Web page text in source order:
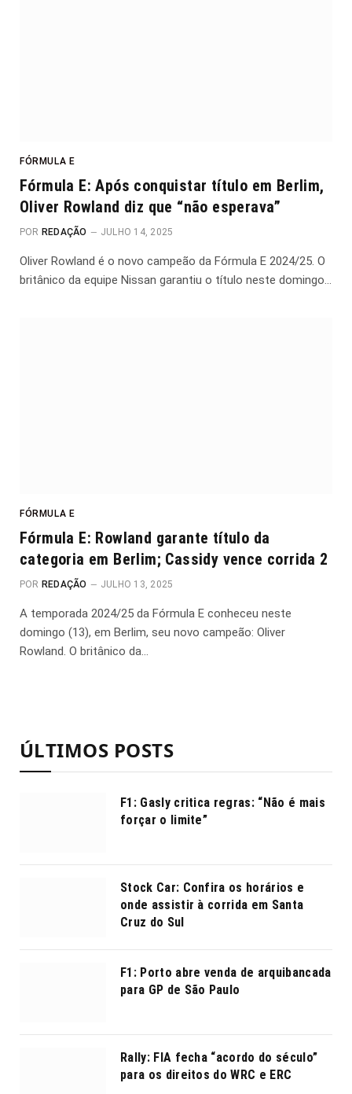
FÓRMULA E
Fórmula E: Após conquistar título em Berlim,
Oliver Rowland diz que “não esperava”
POR REDAÇÃO JULHO 14, 2025
Oliver Rowland é o novo campeão da Fórmula E 2024/25. O
britânico da equipe Nissan garantiu o título neste domingo…
FÓRMULA E
Fórmula E: Rowland garante título da
categoria em Berlim; Cassidy vence corrida 2
POR REDAÇÃO JULHO 13, 2025
A temporada 2024/25 da Fórmula E conheceu neste
domingo (13), em Berlim, seu novo campeão: Oliver
Rowland. O britânico da…
ÚLTIMOS POSTS
F1: Gasly critica regras: “Não é mais
forçar o limite”
Stock Car: Confira os horários e
onde assistir à corrida em Santa
Cruz do Sul
F1: Porto abre venda de arquibancada
para GP de São Paulo
Rally: FIA fecha “acordo do século”
para os direitos do WRC e ERC